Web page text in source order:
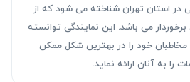
تعمیر ماکروفر در نیاوران
با بیش از ۳۰ سال تجربه در تعمیر لوازم خانگی، نتیجه‌ای
در استان تهران شناخته می شود که از
برخوردار می باشد. این نمایندگی توانسته
خود را در بهترین شکل ممکن
به آنان ارائه نماید.